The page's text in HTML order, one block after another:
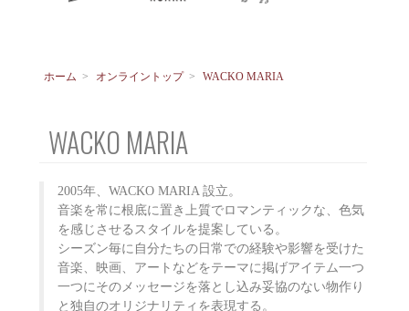
ホーム > オンライントップ > WACKO MARIA
WACKO MARIA
2005年、WACKO MARIA 設立。
音楽を常に根底に置き上質でロマンティックな、色気
を感じさせるスタイルを提案している。
シーズン毎に自分たちの日常での経験や影響を受けた
音楽、映画、アートなどをテーマに掲げアイテム一つ
一つにそのメッセージを落とし込み妥協のない物作り
と独自のオリジナリティを表現する。